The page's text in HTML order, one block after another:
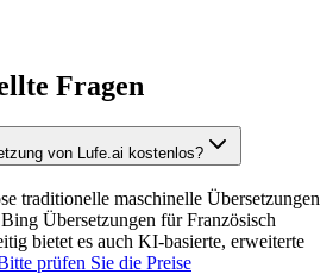
Fragen
von Lufe.ai kostenlos?
traditionelle maschinelle Übersetzungen
Übersetzungen für Französisch
bietet es auch KI-basierte, erweiterte
prüfen Sie die Preise